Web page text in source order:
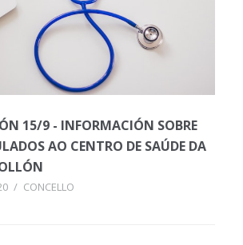
15/9 - INFORMACIÓN SOBRE
AO CENTRO DE SAÚDE DA
/ CONCELLO